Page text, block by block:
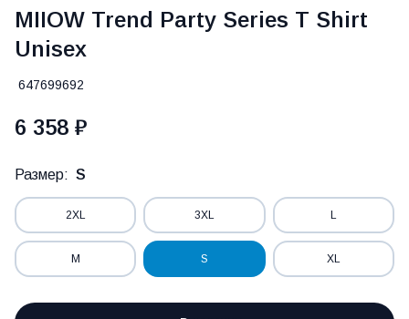
MIIOW Trend Party Series T Shirt
Unisex
647699692
6 358 ₽
Размер: S
2XL 3XL L
M S XL